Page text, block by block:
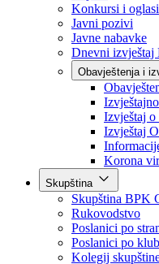
Sve vijesti
Izdvojeno
Najave
Konkursi i oglasi
Javni pozivi
Javne nabavke
Dnevni
Obavještenja i
Izvještaj o
Izvještaj
Korona
Skupština
Skupština BPK
Rukovodstvo